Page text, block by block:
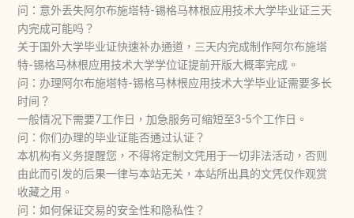
问：意外丢失阿尔布施塔特-锡格马林根应用技术大学毕业证三天
内完成可能吗？
关于国外大学毕业证快速补办通道，三天内完成制作阿尔布施塔
特-锡格马林根应用技术大学学位证提前开版大概率完成。
问：办理阿尔布施塔特-锡格马林根应用技术大学毕业证需要多长
时间？
一般情况下需要7工作日，加急服务可缩短至3-5个工作日。
问：你们办理的毕业证能否通过认证？
本机构有义务提醒您，不得将定制文凭用于一切非法活动，否则
由此而引发的后果一律与本站无关，本站所出具的文凭仅作观赏
收藏之用。
问：如何保证交易的安全性和隐私性？